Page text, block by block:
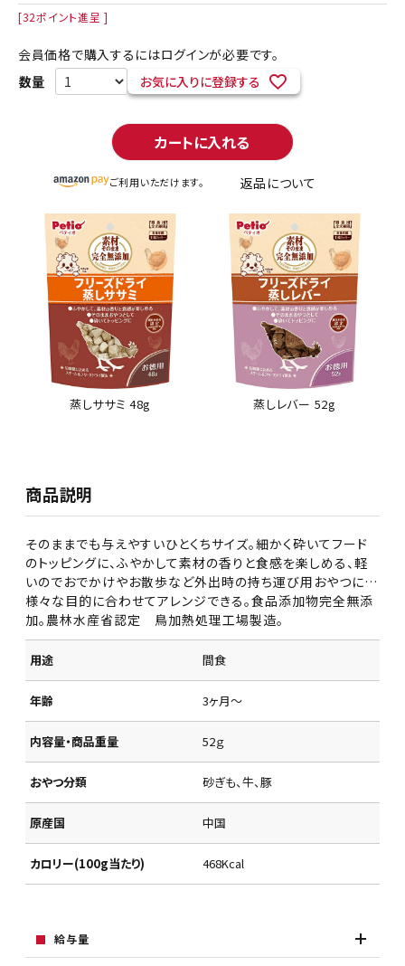
[32ポイント進呈 ]
会員価格で購入するにはログインが必要です。
お気に入りに登録する
カートに入れる
ご利用いただけます。 返品について
蒸しササミ 48g 蒸しレバー 52g
商品説明
そのままでも与えやすいひとくちサイズ。細かく砕いてフード
のトッピングに、ふやかして素材の香りと食感を楽しめる、軽
いのでおでかけやお散歩など外出時の持ち運び用おやつに…
様々な目的に合わせてアレンジできる。食品添加物完全無添
加。農林水産省認定 鳥加熱処理工場製造。
用途 間食
年齢 3ヶ月～
内容量・商品重量 52ｇ
おやつ分類 砂ぎも、牛、豚
原産国 中国
カロリー(100g当たり) 468Kcal
給与量